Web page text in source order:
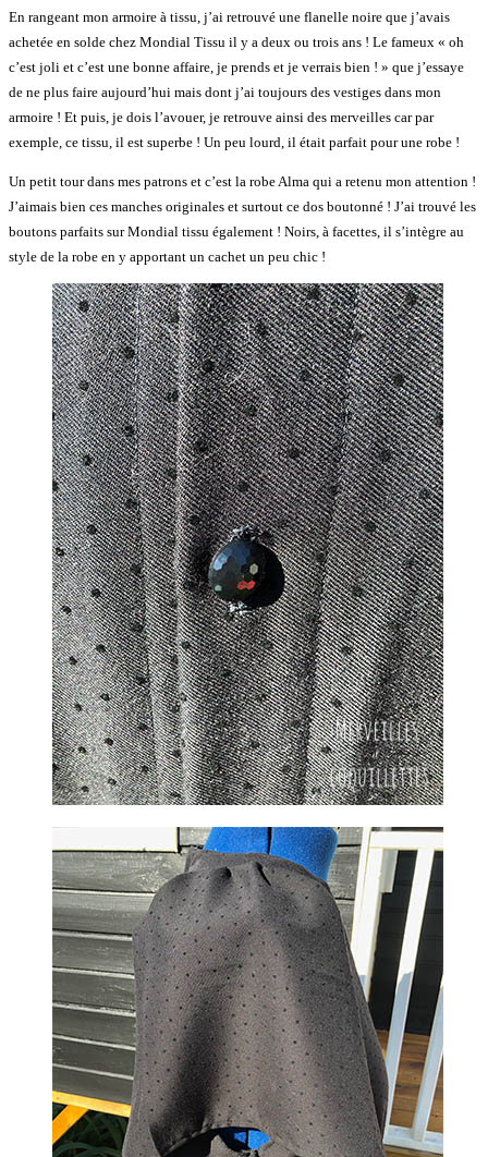
En rangeant mon armoire à tissu, j’ai retrouvé une flanelle noire que j’avais
achetée en solde chez Mondial Tissu il y a deux ou trois ans ! Le fameux « oh
c’est joli et c’est une bonne affaire, je prends et je verrais bien ! » que j’essaye
de ne plus faire aujourd’hui mais dont j’ai toujours des vestiges dans mon
armoire ! Et puis, je dois l’avouer, je retrouve ainsi des merveilles car par
exemple, ce tissu, il est superbe ! Un peu lourd, il était parfait pour une robe !
Un petit tour dans mes patrons et c’est la robe Alma qui a retenu mon attention !
J’aimais bien ces manches originales et surtout ce dos boutonné ! J’ai trouvé les
boutons parfaits sur Mondial tissu également ! Noirs, à facettes, il s’intègre au
style de la robe en y apportant un cachet un peu chic !